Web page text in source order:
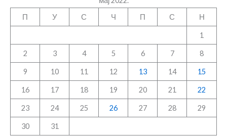
П
У С Ч П С Н
1
2 3 4 5 6 7 8
9 10 11 12 13 14 15
16 17 18 19 20 21 22
23 24 25 26 27 28 29
30 31